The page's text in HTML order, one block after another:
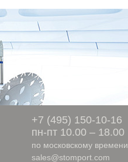
+7 (495) 150-10-16
пн-пт 10.00 – 18.00
по московскому времени
sales@stomport.com